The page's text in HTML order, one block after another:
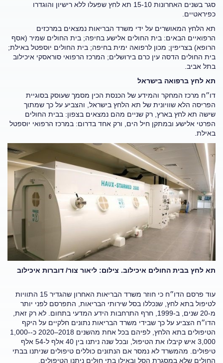
סגר בשנים האחרונות 15-10 תא לחץ שפעלו ללא רישיון והוגדרו
כפיראטיים.
תא הלחץ המאושרים על ידי משרד הבריאות נמצאים במרכזים
הרפואיים הבאים: בית החולים אלישע בחיפה; בית החולים שמיר (אסף
הרופא) בצריפין; מכון לרפואה ימית בחיפה; בית החולים יוספטל באילת;
בית החולים הדסה עין כרם בירושלים; המרכז הרפואי סוראסקי איכילוב
בתל אביב.
תא לחץ ברפואה בישראל
דו״ח מרכז המחקר והמידע של הכנסת הכין מסמך שעוסק בסוגיית
הפריסה הלא שוויונית של תא הלחץ בישראל, והצביע על כך שמתוך
שישה תא לחץ בארץ, רק שניים מהם נמצאים בצפון: בבית החולים
הפרטי אלישע ובמתקן חיל הים, ורק אחד בדרום: במרכז הרפואי יוספטל
באילת.
תא לחץ בבית החולים איכילוב. צילום: ליאור צור/ דוברות איכילוב
עוד פרסם הדו״ח כי חוזר משרד הבריאות האחרון שהגדיר 15 התוויות
לטיפול בתא לחץ, שנכללו בסל שירותי הבריאות, התפרסם לפני יותר
מ-20 שנים, ב-1999, חרף התרחבות הידע המדעי בתחום. לא רק זאת,
הדו״ח הצביע על כך שבידי משרד הבריאות נתונים חלקיים על היקף
הטיפולים בתא הלחץ, לפיהם בכל אחת מהשנים 2018–2020 כ-1,000-
3,000 איש קיבלו את הטיפול, ובכל שנה ניתנו בין 40 אלף ל-54 אלף
טיפולים. מהמשרד לא נמסר אם הנתונים כוללים טיפולים שניתנו בבתי
החולים שלא במסגרת הסל ובאילו בתי חולים ניתנו הטיפולים.